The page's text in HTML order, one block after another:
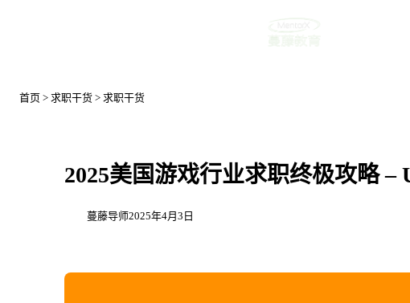
首页 > 求职干货 > 求职干货
2025美国游戏行业求职终极攻略 –
蔓藤导师2025年4月3日